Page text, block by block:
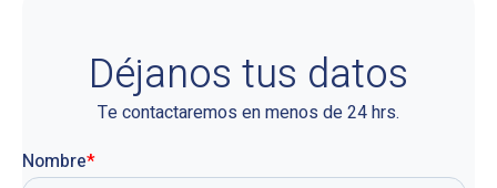
Déjanos tus datos
Te contactaremos en menos de 24 hrs.